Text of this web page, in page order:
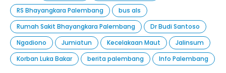
RS Bhayangkara Palembang
bus als
Rumah Sakit Bhayangkara Palembang
Dr Budi Santoso
Ngadiono
Jumiatun Kecelakaan Maut
Jalinsum
Korban Luka Bakar
berita palembang Info Palembang